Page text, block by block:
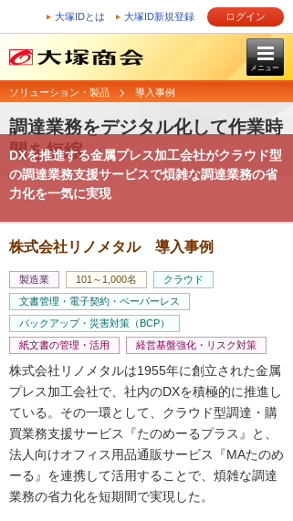
大塚IDとは 大塚ID新規登録 ログイン
メニュー
ソリューション・製品 導入事例
調達業務をデジタル化して作業時
間を短縮
DXを推進する金属プレス加工会社がクラウド型
の調達業務支援サービスで煩雑な調達業務の省
力化を一気に実現
株式会社リノメタル 導入事例
製造業 101～1,000名
クラウド
文書管理・電子契約・ペーパーレス
バックアップ・災害対策（BCP）
紙文書の管理・活用
経営基盤強化・リスク対策
株式会社リノメタルは1955年に創立された金属
プレス加工会社で、社内のDXを積極的に推進し
ている。その一環として、クラウド型調達・購
買業務支援サービス『たのめーるプラス』と、
法人向けオフィス用品通販サービス『MAたのめ
ーる』を連携して活用することで、煩雑な調達
業務の省力化を短期間で実現した。